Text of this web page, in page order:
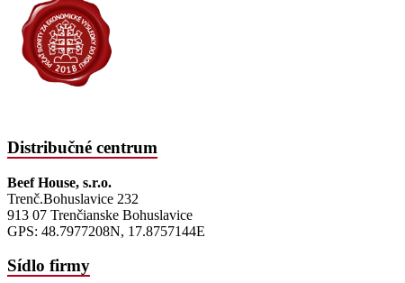
Distribučné centrum
Beef House, s.r.o.
Trenč.Bohuslavice 232
913 07 Trenčianske Bohuslavice
GPS: 48.7977208N, 17.8757144E
Sídlo firmy